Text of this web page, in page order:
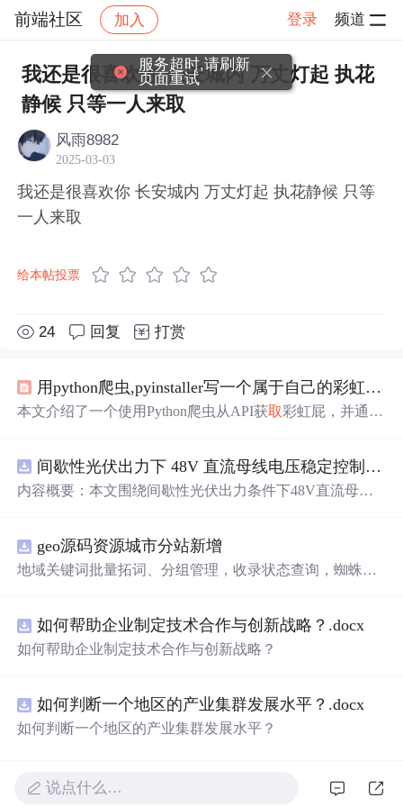
前端社区 加入 登录 频道
社区 前端社区 感慨 帖子详情
我还是很喜欢你 长安城内 万丈灯起 执花
静候 只等一人来取
风雨8982
2025-03-03
我还是很喜欢你 长安城内 万丈灯起 执花静候 只等
一人来取
给本帖投票
24 回复 打赏
用python爬虫,pyinstaller写一个属于自己的彩虹屁生成器！（链接在文末自
本文介绍了一个使用Python爬虫从API获取彩虹屁，并通过
间歇性光伏出力下 48V 直流母线电压稳定控制及储能双向充放电闭环调控体系研究（Simulink仿真实现）
内容概要：本文围绕间歇性光伏出力条件下48V直流母线
子电池储能系统在离网直流微网中的能量均衡建模方法及
分层控制策略。通过Simulink平台构建完整的光伏储能直流
大功率点跟踪（MPPT）与储能系统的协同控制，有效应
对光照波动引起的功率供需失衡问题。研究采用双PI闭环
控制、模型预测控制（MPC）等多种先进控制算法，显著
现了储能系统在削峰填谷中的优化运行，对于增强离网微
网的供电可靠性与能源利用效率具有重要理论价值和工程
意义。; 适合人群：具备电力电子、新能源系统或自动控制
及目标：① 构建适用于离网场景的光伏储能系统Simulink
geo源码资源城市分站新增
地域关键词批量拓词、分组管理，收录状态查询，蜘蛛访
码交付，私有化部署到自己服务器，非 SaaS 账号，拥有完
整程序文件，支持二次开发定制 PC + 移动端适配，自带基
如何帮助企业制定技术合作与创新战略？.docx
如何帮助企业制定技术合作与创新战略？
如何判断一个地区的产业集群发展水平？.docx
如何判断一个地区的产业集群发展水平？
说点什么…
服务超时,请刷新
页面重试